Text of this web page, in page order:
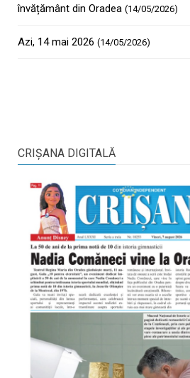
învățământ din Oradea (14/05/2026)
Azi, 14 mai 2026 (14/05/2026)
CRIŞANA DIGITALĂ